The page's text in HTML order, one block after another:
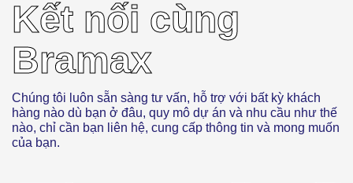
Kết nối cùng
Bramax
Chúng tôi luôn sẵn sàng tư vấn, hỗ trợ với bất kỳ khách
hàng nào dù bạn ở đâu, quy mô dự án và nhu cầu như thế
nào, chỉ cần bạn liên hệ, cung cấp thông tin và mong muốn
của bạn.